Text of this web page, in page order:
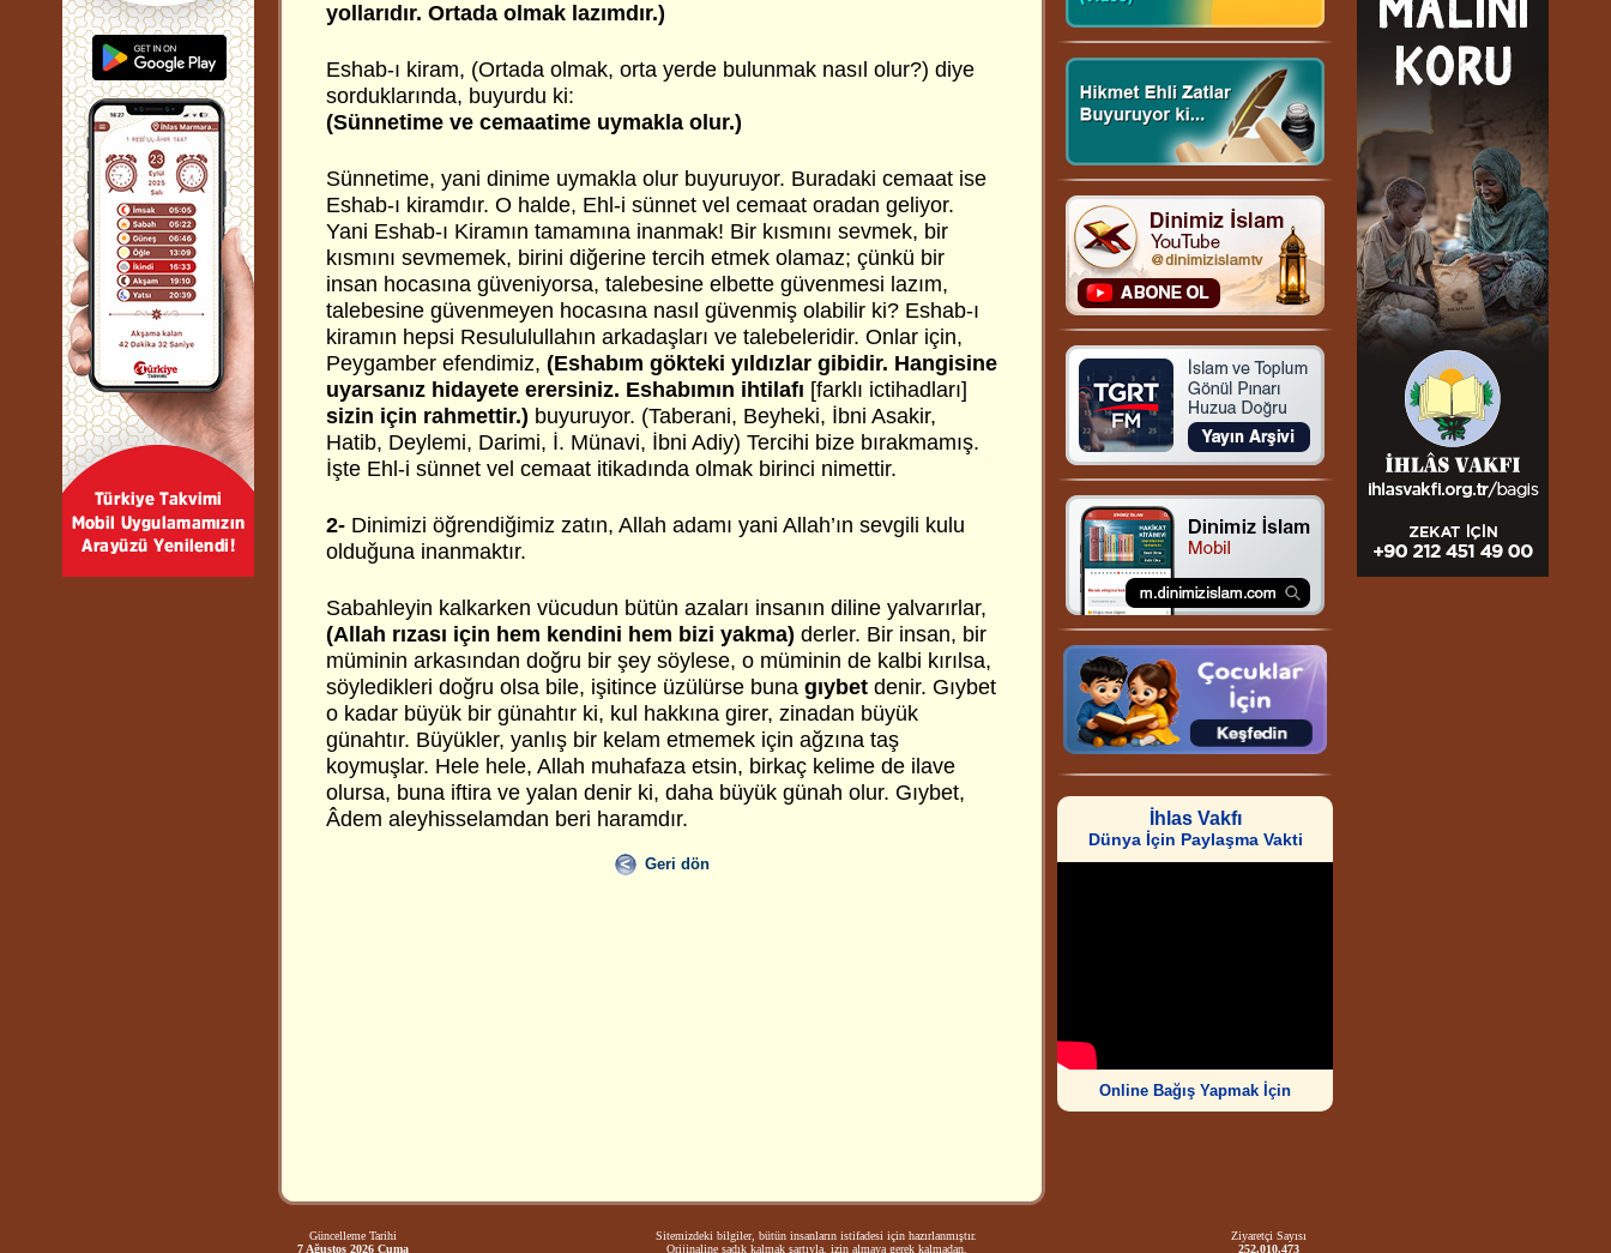
yollarıdır. Ortada olmak lazımdır.)
Eshab-ı kiram, (Ortada olmak, orta yerde bulunmak nasıl olur?) diye
sorduklarında, buyurdu ki:
(Sünnetime ve cemaatime uymakla olur.)
Sünnetime, yani dinime uymakla olur buyuruyor. Buradaki cemaat ise
Eshab-ı kiramdır. O halde, Ehl-i sünnet vel cemaat oradan geliyor.
Yani Eshab-ı Kiramın tamamına inanmak! Bir kısmını sevmek, bir
kısmını sevmemek, birini diğerine tercih etmek olamaz; çünkü bir
insan hocasına güveniyorsa, talebesine elbette güvenmesi lazım,
talebesine güvenmeyen hocasına nasıl güvenmiş olabilir ki? Eshab-ı
kiramın hepsi Resululullahın arkadaşları ve talebeleridir. Onlar için,
Peygamber efendimiz, (Eshabım gökteki yıldızlar gibidir. Hangisine
uyarsanız hidayete erersiniz. Eshabımın ihtilafı [farklı ictihadları]
sizin için rahmettir.) buyuruyor. (Taberani, Beyheki, İbni Asakir,
Hatib, Deylemi, Darimi, İ. Münavi, İbni Adiy) Tercihi bize bırakmamış.
İşte Ehl-i sünnet vel cemaat itikadında olmak birinci nimettir.
2- Dinimizi öğrendiğimiz zatın, Allah adamı yani Allah’ın sevgili kulu
olduğuna inanmaktır.
Sabahleyin kalkarken vücudun bütün azaları insanın diline yalvarırlar,
(Allah rızası için hem kendini hem bizi yakma) derler. Bir insan, bir
müminin arkasından doğru bir şey söylese, o müminin de kalbi kırılsa,
söyledikleri doğru olsa bile, işitince üzülürse buna gıybet denir. Gıybet
o kadar büyük bir günahtır ki, kul hakkına girer, zinadan büyük
günahtır. Büyükler, yanlış bir kelam etmemek için ağzına taş
koymuşlar. Hele hele, Allah muhafaza etsin, birkaç kelime de ilave
olursa, buna iftira ve yalan denir ki, daha büyük günah olur. Gıybet,
Âdem aleyhisselamdan beri haramdır.
Geri dön
İhlas Vakfı
Dünya İçin Paylaşma Vakti
Online Bağış Yapmak İçin
Güncelleme Tarihi
7 Ağustos 2026 Cuma
Sitemizdeki bilgiler, bütün insanların istifadesi için hazırlanmıştır.
Orijinaline sadık kalmak şartıyla, izin almaya gerek kalmadan,
Ziyaretçi Sayısı
252.010.473